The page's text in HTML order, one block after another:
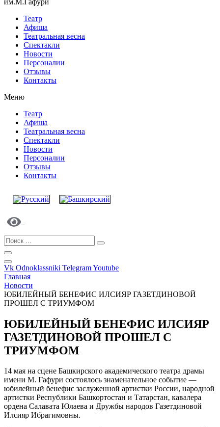
им.М.Гафури
Театр
Афиша
Театральная весна
Спектакли
Новости
Персоналии
Отзывы
Контакты
Меню
Театр
Афиша
Театральная весна
Спектакли
Новости
Персоналии
Отзывы
Контакты
Vk Odnoklassniki TelegramYoutube
Главная
Новости
ЮБИЛЕЙНЫЙ БЕНЕФИС ИЛСИЯР ГАЗЕТДИНОВОЙ
ПРОШЕЛ С ТРИУМФОМ
ЮБИЛЕЙНЫЙ БЕНЕФИС ИЛСИЯР
ГАЗЕТДИНОВОЙ ПРОШЕЛ С
ТРИУМФОМ
14 мая на сцене Башкирского академического театра драмы
имени М. Гафури состоялось знаменательное событие —
юбилейный бенефис заслуженной артистки России, народной
артистки Республики Башкортостан и Татарстан, кавалера
ордена Салавата Юлаева и Дружбы народов Газетдиновой
Илсияр Ибрагимовны.